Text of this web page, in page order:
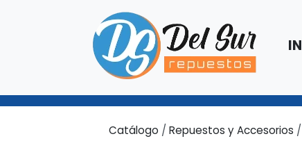
Catálogo / Repuestos y Accesorios /